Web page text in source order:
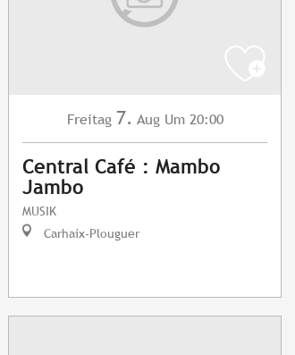
Freitag 7. Aug Um 20:00
Central Café : Mambo
Jambo
MUSIK
Carhaix-Plouguer